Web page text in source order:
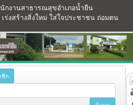
กงานสาธารณสุขอำเภอน้ำยืน
เร่งสร้างสิ่งใหม่ ใส่ใจประชาชน ถ่อมตน
ชิก